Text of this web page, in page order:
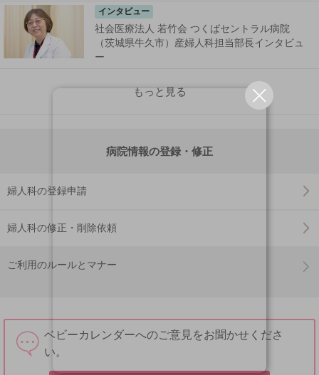
インタビュー
社会医療法人 若竹会 つくばセントラル病院
（茨城県牛久市）産婦人科担当部長インタビュ
ー
もっと見る
病院情報の登録・修正
婦人科の登録申請
婦人科の修正・削除依頼
ご利用のルールとマナー
ベビーカレンダーへのご意見をお聞かせくださ
い。